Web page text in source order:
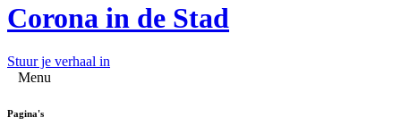
Corona in de Stad
Stuur je verhaal in
Menu
Pagina's